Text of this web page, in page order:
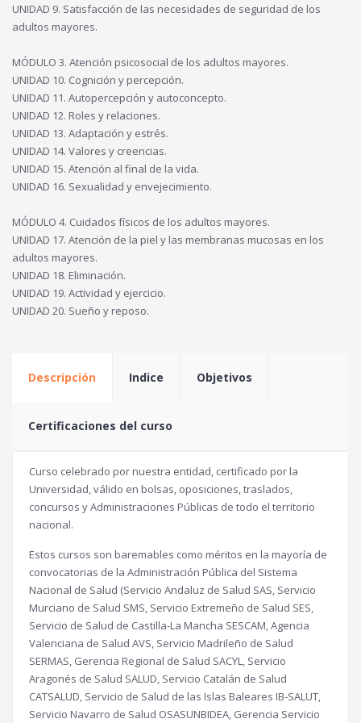
UNIDAD 9. Satisfacción de las necesidades de seguridad de los
adultos mayores.
MÓDULO 3. Atención psicosocial de los adultos mayores.
UNIDAD 10. Cognición y percepción.
UNIDAD 11. Autopercepción y autoconcepto.
UNIDAD 12. Roles y relaciones.
UNIDAD 13. Adaptación y estrés.
UNIDAD 14. Valores y creencias.
UNIDAD 15. Atención al final de la vida.
UNIDAD 16. Sexualidad y envejecimiento.
MÓDULO 4. Cuidados físicos de los adultos mayores.
UNIDAD 17. Atención de la piel y las membranas mucosas en los
adultos mayores.
UNIDAD 18. Eliminación.
UNIDAD 19. Actividad y ejercicio.
UNIDAD 20. Sueño y reposo.
Descripción Indice Objetivos
Certificaciones del curso
Curso celebrado por nuestra entidad, certificado por la
Universidad, válido en bolsas, oposiciones, traslados,
concursos y Administraciones Públicas de todo el territorio
nacional.
Estos cursos son baremables como méritos en la mayoría de
convocatorias de la Administración Pública del Sistema
Nacional de Salud (Servicio Andaluz de Salud SAS, Servicio
Murciano de Salud SMS, Servicio Extremeño de Salud SES,
Servicio de Salud de Castilla-La Mancha SESCAM, Agencia
Valenciana de Salud AVS, Servicio Madrileño de Salud
SERMAS, Gerencia Regional de Salud SACYL, Servicio
Aragonés de Salud SALUD, Servicio Catalán de Salud
CATSALUD, Servicio de Salud de las Islas Baleares IB-SALUT,
Servicio Navarro de Salud OSASUNBIDEA, Gerencia Servicio